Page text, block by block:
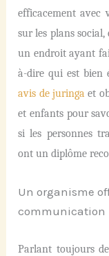
efficacement avec
sur les plans
un endroit ayant
à-dire qui est bien
avis de juringa et
et enfants pour
si les personnes
ont un diplôme
Un organisme
communication
Parlant toujours